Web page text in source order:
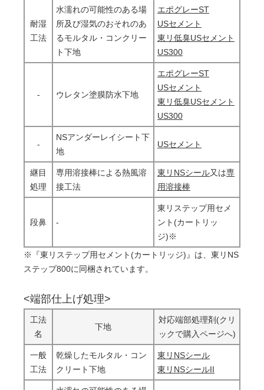
耐湿
工法
水濡れの可能性のある場
所及び湿気のおそれのあ
るモルタル・コンクリー
ト下地
エポグレーST
USセメント
東リ低臭USセメント
US300
- ウレタン塗膜防水下地
エポグレーST
USセメント
東リ低臭USセメント
US300
-
NSアンダーレイシート下
地
USセメント
継目
処理
専用溶接棒による熱風溶
接工法
東リNSシール又は専
用溶接棒
段鼻 -
東リステップ用セメ
ント(カートリッ
ジ)※
※『東リステップ用セメント(カートリッジ)』は、東リNS
ステップ800に同梱されています。
<端部仕上げ処理>
工法
名
下地
対応端部処理剤(クリ
ックで購入ページへ)
一般
工法
乾燥したモルタル・コン
クリート下地
東リNSシール
東リNSシールII